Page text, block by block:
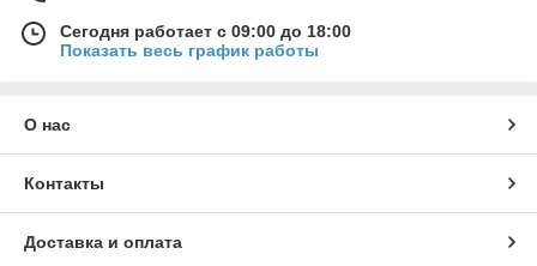
Сегодня работает с 09:00 до 18:00
Показать весь график работы
О нас
Контакты
Доставка и оплата